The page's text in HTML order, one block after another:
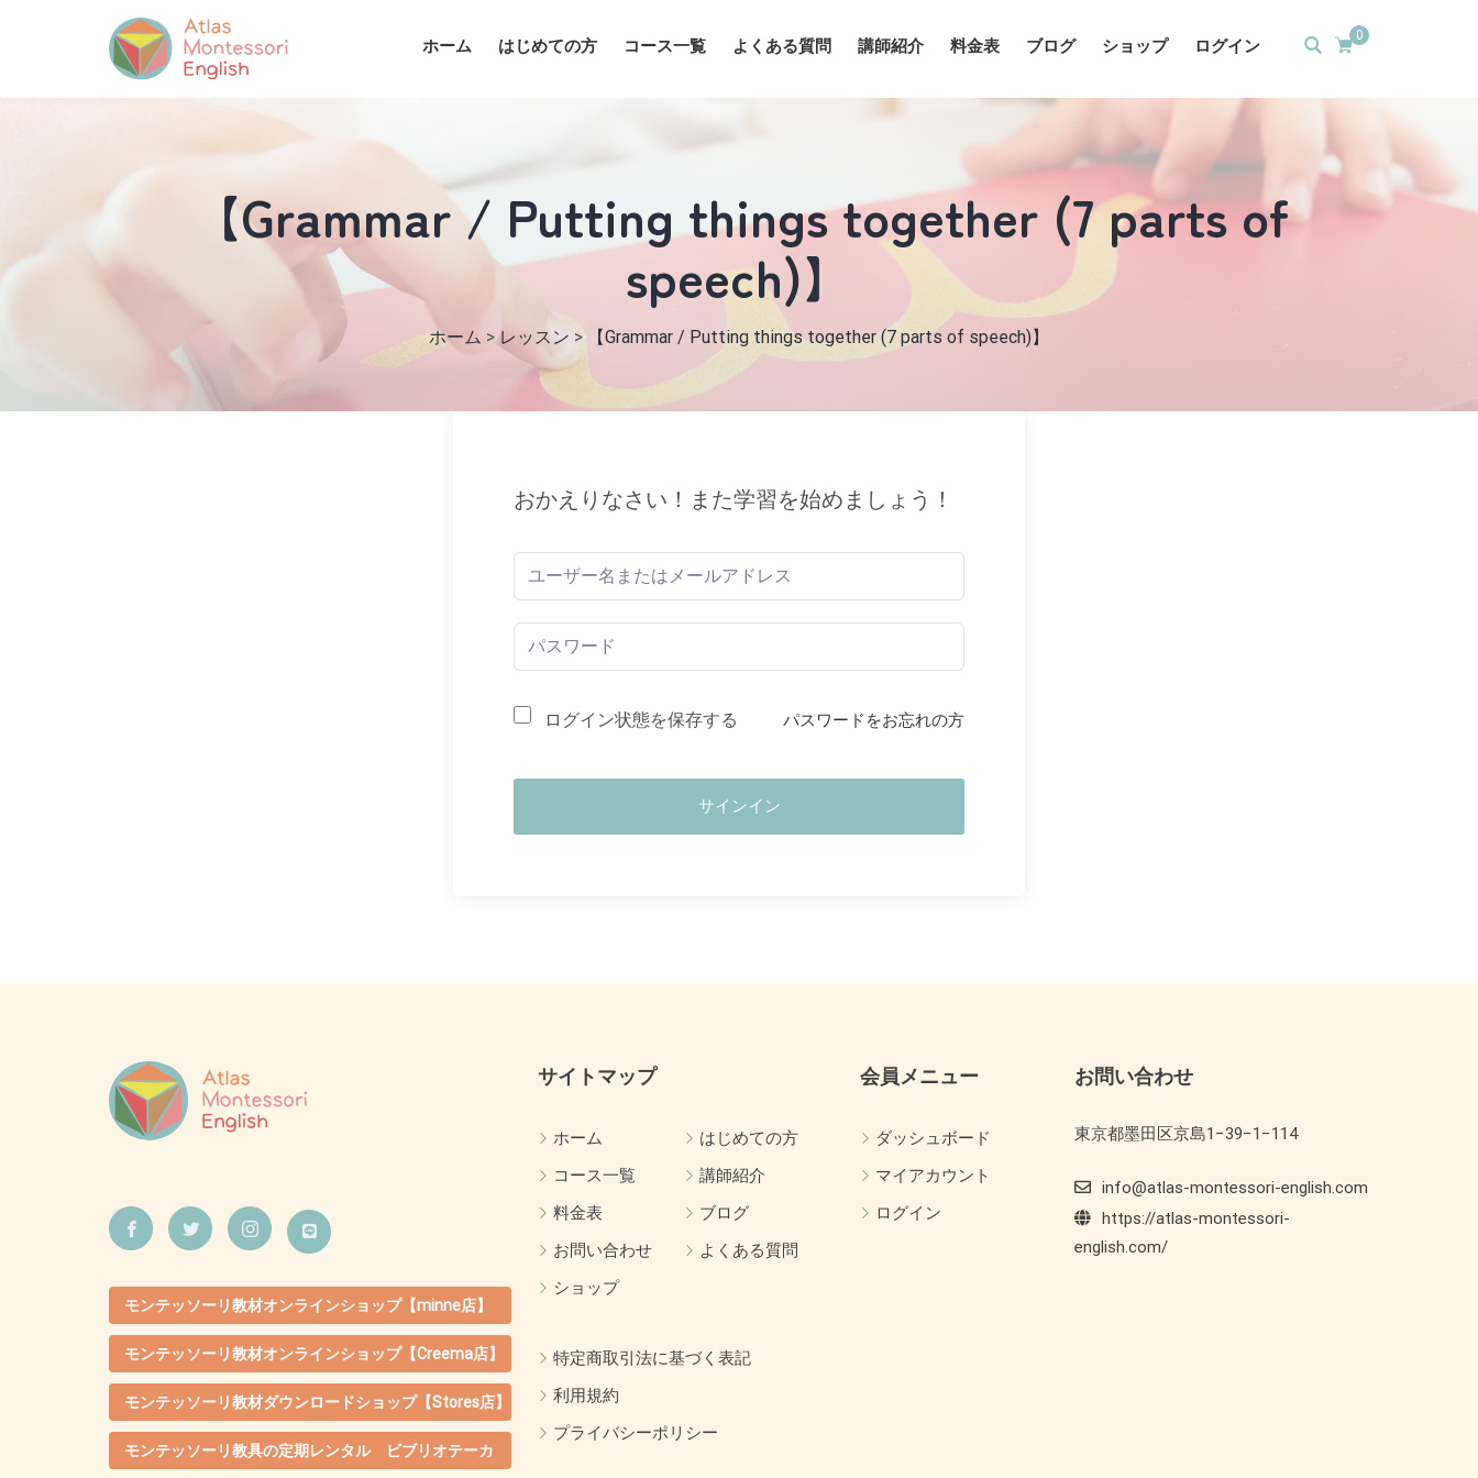
0
ホーム はじめての方 コース一覧 よくある質問 講師紹介 料金表 ブログ ショップ ログイン
【Grammar / Putting things together (7 parts of
speech)】
ホーム >レッスン > 【Grammar / Putting things together (7 parts of speech)】
おかえりなさい！また学習を始めましょう！
ログイン状態を保存する パスワードをお忘れの方
サインイン
モンテッソーリ教材オンラインショップ【minne店】
モンテッソーリ教材オンラインショップ【Creema店】
モンテッソーリ教材ダウンロードショップ【Stores店】
モンテッソーリ教具の定期レンタル ビブリオテーカ
サイトマップ
ホーム
はじめての方
コース一覧
講師紹介
料金表
ブログ
お問い合わせ
よくある質問
ショップ
特定商取引法に基づく表記
利用規約
プライバシーポリシー
会員メニュー
ダッシュボード
マイアカウント
ログイン
お問い合わせ
東京都墨田区京島1−39−1−114
info@atlas-montessori-english.com
https://atlas-montessori-
english.com/